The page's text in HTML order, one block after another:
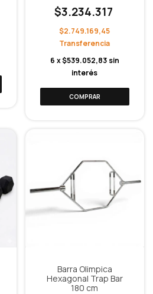
$3.234.317
$2.749.169,45
6 x$539.052,83 sin
interés
Barra Olimpica
Hexagonal Trap Bar
180 cm